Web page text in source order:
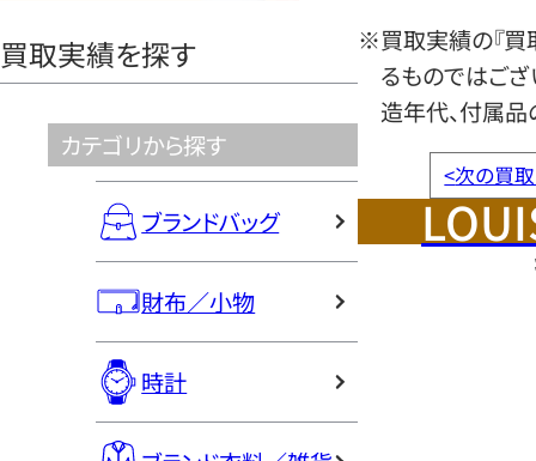
買取実績を探す
カテゴリから探す
ブランドバッグ
財布／小物
時計
※買取実績の『買
るものではござ
造年代、付属品
<次の買